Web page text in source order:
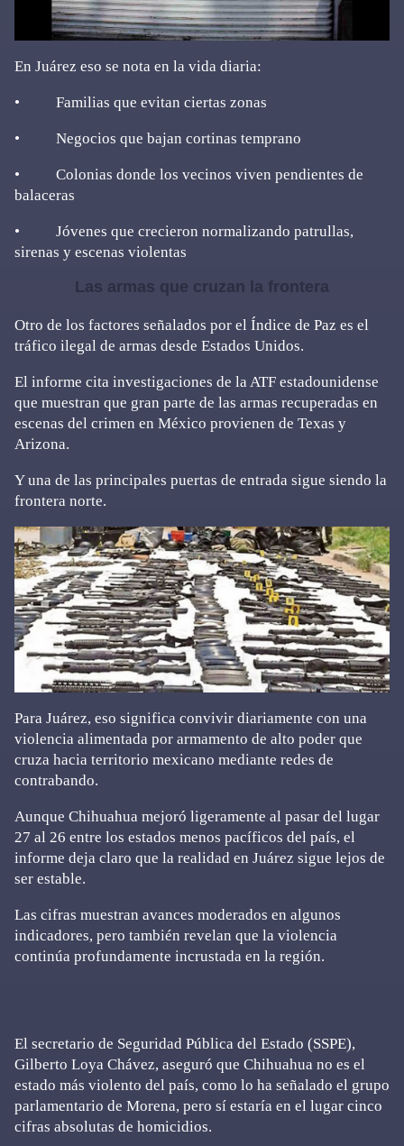
En Juárez eso se nota en la vida diaria:
• Familias que evitan ciertas zonas
• Negocios que bajan cortinas temprano
• Colonias donde los vecinos viven pendientes de
balaceras
• Jóvenes que crecieron normalizando patrullas,
sirenas y escenas violentas
Las armas que cruzan la frontera
Otro de los factores señalados por el Índice de Paz es el
tráfico ilegal de armas desde Estados Unidos.
El informe cita investigaciones de la ATF estadounidense
que muestran que gran parte de las armas recuperadas en
escenas del crimen en México provienen de Texas y
Arizona.
Y una de las principales puertas de entrada sigue siendo la
frontera norte.
Para Juárez, eso significa convivir diariamente con una
violencia alimentada por armamento de alto poder que
cruza hacia territorio mexicano mediante redes de
contrabando.
Aunque Chihuahua mejoró ligeramente al pasar del lugar
27 al 26 entre los estados menos pacíficos del país, el
informe deja claro que la realidad en Juárez sigue lejos de
ser estable.
Las cifras muestran avances moderados en algunos
indicadores, pero también revelan que la violencia
continúa profundamente incrustada en la región.
El secretario de Seguridad Pública del Estado (SSPE),
Gilberto Loya Chávez, aseguró que Chihuahua no es el
estado más violento del país, como lo ha señalado el grupo
parlamentario de Morena, pero sí estaría en el lugar cinco
cifras absolutas de homicidios.